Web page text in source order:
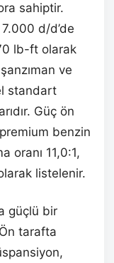
sahiptir.
d/d’de
lb-ft olarak
ve
standart
Güç ön
benzin
oranı 11,0:1,
listelenir.
güçlü bir
tarafta